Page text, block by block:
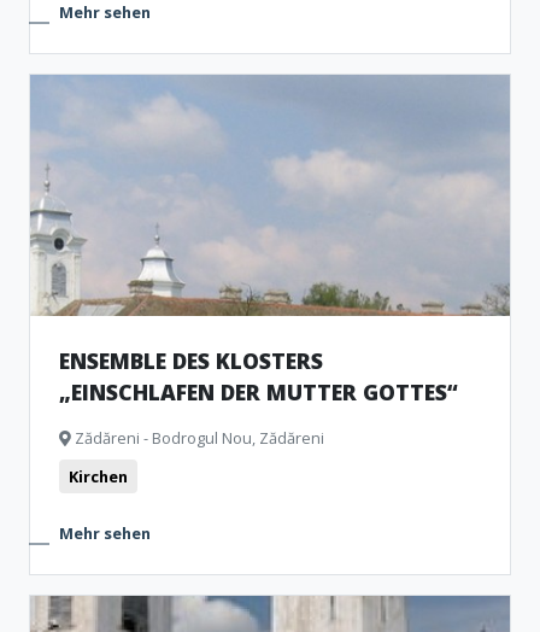
Mehr sehen
ENSEMBLE DES KLOSTERS
„EINSCHLAFEN DER MUTTER GOTTES“
Zădăreni - Bodrogul Nou, Zădăreni
Kirchen
Mehr sehen